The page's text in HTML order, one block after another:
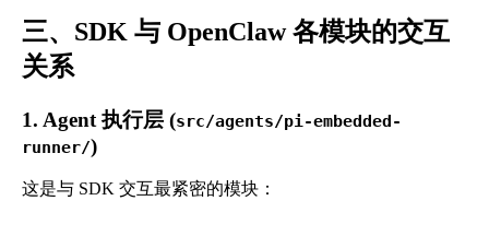
三、SDK 与 OpenClaw 各模块的交互
关系
1. Agent 执行层 (src/agents/pi-embedded-
runner/)
这是与 SDK 交互最紧密的模块：